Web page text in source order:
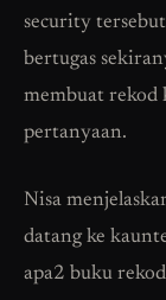
security
bertugas
membuat rekod
pertanyaan.
Nisa
datang ke
apa2 buku